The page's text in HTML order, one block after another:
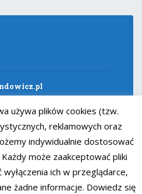
używa plików cookies (tzw.
reklamowych oraz
indywidualnie dostosować
może zaakceptować pliki
ich w przeglądarce,
żadne informacje. Dowiedz się